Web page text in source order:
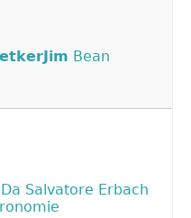
Bean
Da Salvatore Erbach